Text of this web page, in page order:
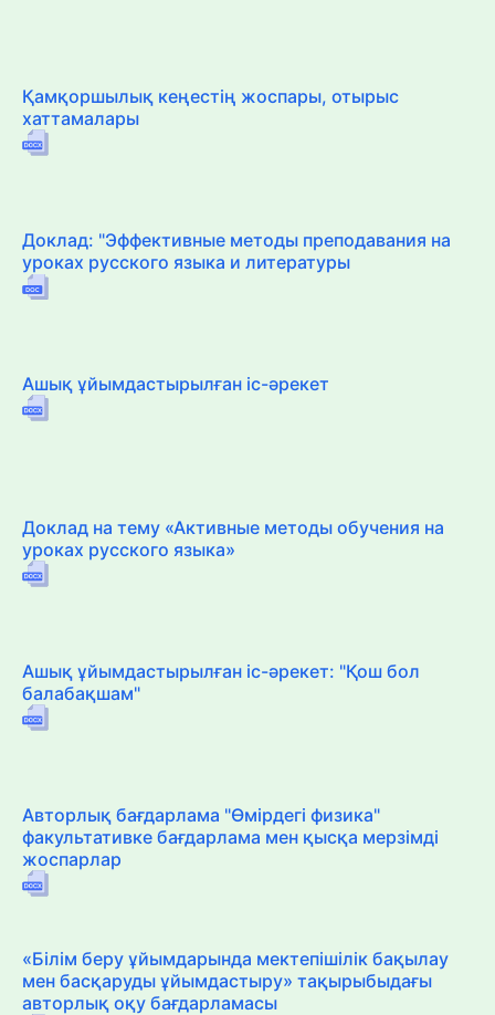
Қамқоршылық кеңестің жоспары, отырыс
хаттамалары
Доклад: "Эффективные методы преподавания на
уроках русского языка и литературы
Ашық ұйымдастырылған іс-әрекет
Доклад на тему «Активные методы обучения на
уроках русского языка»
Ашық ұйымдастырылған іс-әрекет: "Қош бол
балабақшам"
Авторлық бағдарлама "Өмірдегі физика"
факультативке бағдарлама мен қысқа мерзімді
жоспарлар
«Білім беру ұйымдарында мектепішілік бақылау
мен басқаруды ұйымдастыру» тақырыбыдағы
авторлық оқу бағдарламасы